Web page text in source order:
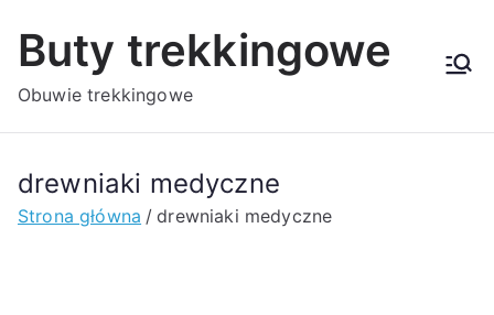
Buty trekkingowe
Obuwie trekkingowe
drewniaki medyczne
Strona główna drewniaki medyczne